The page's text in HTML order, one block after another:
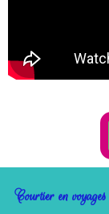
Courtier en voyages